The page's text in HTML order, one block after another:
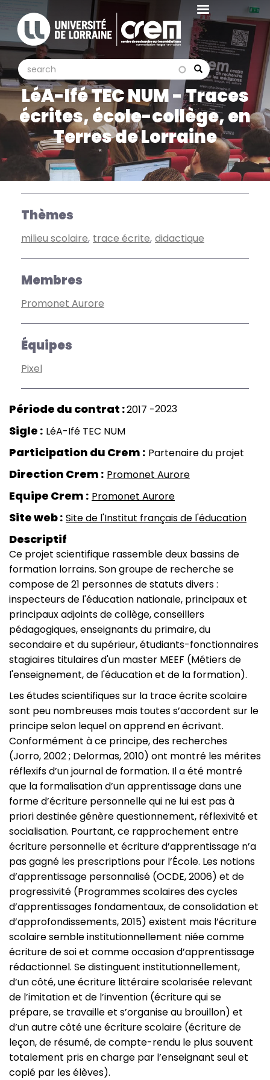
Aller
contenu
principal
Search
search search
LéA-Ifé TEC NUM - Traces
écrites, école-collège, en
Terres de Lorraine
Thèmes
milieu scolaire trace écrite didactique
Membres
Promonet Aurore
Équipes
Pixel
2017 2023
Sigle LéA-Ifé TEC NUM
Participation du Crem Partenaire du projet
Direction Crem Promonet Aurore
Equipe Crem Promonet Aurore
Site web Site de l'Institut français de l'éducation
Descriptif
Ce projet scientifique rassemble deux bassins de
formation lorrains. Son groupe de recherche se
compose de 21 personnes de statuts divers :
inspecteurs de l'éducation nationale, principaux et
principaux adjoints de collège, conseillers
pédagogiques, enseignants du primaire, du
secondaire et du supérieur, étudiants-fonctionnaires
stagiaires titulaires d'un master MEEF (Métiers de
l'enseignement, de l'éducation et de la formation).
Les études scientifiques sur la trace écrite scolaire
sont peu nombreuses mais toutes s’accordent sur le
principe selon lequel on apprend en écrivant.
Conformément à ce principe, des recherches
(Jorro, 2002 ; Delormas, 2010) ont montré les mérites
réflexifs d’un journal de formation. Il a été montré
que la formalisation d’un apprentissage dans une
forme d’écriture personnelle qui ne lui est pas à
priori destinée génère questionnement, réflexivité et
socialisation. Pourtant, ce rapprochement entre
écriture personnelle et écriture d’apprentissage n’a
pas gagné les prescriptions pour l’École. Les notions
d’apprentissage personnalisé (OCDE, 2006) et de
progressivité (Programmes scolaires des cycles
d’apprentissages fondamentaux, de consolidation et
d’approfondissements, 2015) existent mais l’écriture
scolaire semble institutionnellement niée comme
écriture de soi et comme occasion d’apprentissage
rédactionnel. Se distinguent institutionnellement,
d’un côté, une écriture littéraire scolarisée relevant
de l’imitation et de l’invention (écriture qui se
prépare, se travaille et s’organise au brouillon) et
d’un autre côté une écriture scolaire (écriture de
leçon, de résumé, de compte-rendu le plus souvent
totalement pris en charge par l’enseignant seul et
copié par les élèves).